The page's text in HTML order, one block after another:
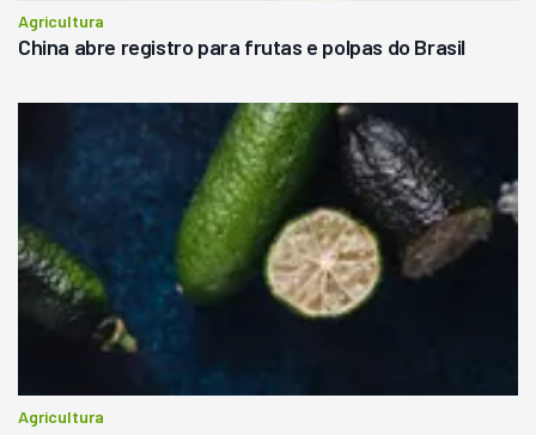
Agricultura
China abre registro para frutas e polpas do Brasil
Agricultura